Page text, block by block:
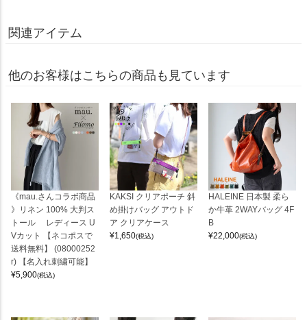
関連アイテム
他のお客様はこちらの商品も見ています
《mau.さんコラボ商品
》リネン 100% 大判ス
トール レディース U
Vカット 【ネコポスで
送料無料】 (08000252
r) 【名入れ刺繍可能】
¥5,900(税込)
KAKSI クリアポーチ 斜
め掛けバッグ アウトド
ア クリアケース
¥1,650(税込)
HALEINE 日本製 柔ら
か牛革 2WAYバッグ 4F
B
¥22,000(税込)